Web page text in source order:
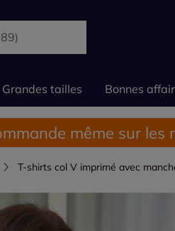
Grandes tailles Bonnes
même sur les
T-shirts col V imprimé avec